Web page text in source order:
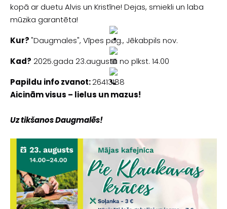
kopā ar duetu Alvis un Kristīne! Dejas, smiekli un laba
mūzika garantēta!
Kur?"Daugmales", Vīpes pag., Jēkabpils nov.
Kad? 2025.gada 23.augustā no plkst. 14.00
Papildu info zvanot:26413188
Aicinām visus – lielus un mazus!
Uz tikšanos Daugmalēs!